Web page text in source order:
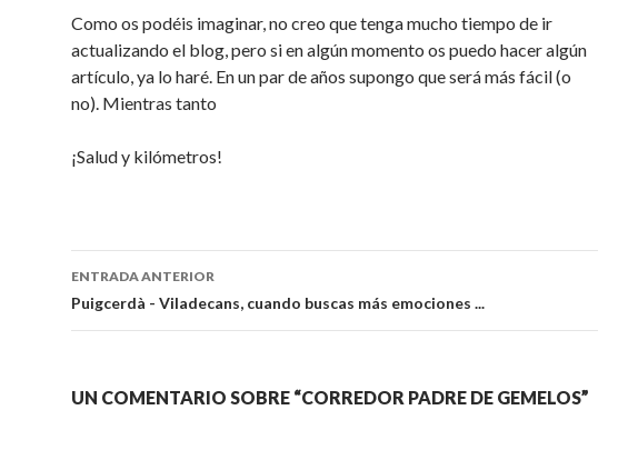
Como os podéis imaginar, no creo que tenga mucho tiempo de ir
actualizando el blog, pero si en algún momento os puedo hacer algún
artículo, ya lo haré. En un par de años supongo que será más fácil (o
no). Mientras tanto
¡Salud y kilómetros!
Navegación
de
ENTRADA ANTERIOR
Puigcerdà - Viladecans, cuando buscas más emociones ...
UN COMENTARIO SOBRE “CORREDOR PADRE DE GEMELOS”